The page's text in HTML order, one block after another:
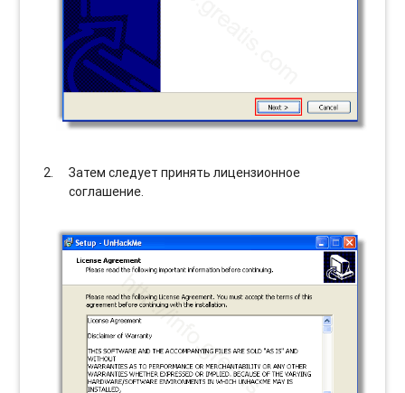
Затем следует принять лицензионное
соглашение.